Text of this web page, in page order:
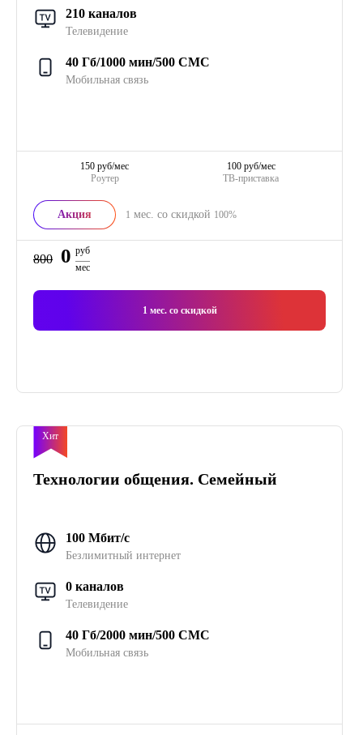
210 каналов
Телевидение
40 Гб/1000 мин/500 СМС
Мобильная связь
Роутер
150 руб/мес
ТВ-приставка
100 руб/мес
Акция 1 мес. со скидкой 100%
800 0 руб
мес
1 мес. со скидкой
Хит
Технологии общения. Семейный
100 Мбит/с
Безлимитный интернет
0 каналов
Телевидение
40 Гб/2000 мин/500 СМС
Мобильная связь